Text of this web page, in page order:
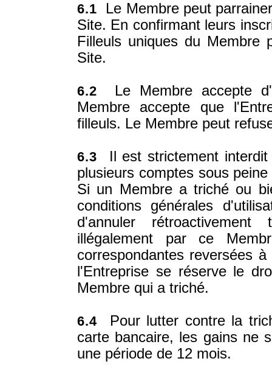
6.1 Le Membre peut
Site. En confirmant leurs
Filleuls uniques du Membre
Site.
6.2 Le Membre accepte
Membre accepte que
filleuls. Le Membre peut
6.3 Il est strictement
plusieurs comptes sous
Si un Membre a triché ou
conditions générales
d'annuler
illégalement par ce
correspondantes reversées
l'Entreprise se réserve le
Membre qui a triché.
6.4 Pour lutter contre la
carte bancaire, les gains ne
une période de 12 mois.